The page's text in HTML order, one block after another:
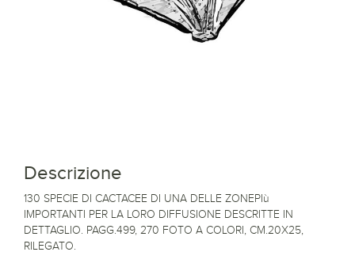
Descrizione
130 SPECIE DI CACTACEE DI UNA DELLE ZONEPIù
IMPORTANTI PER LA LORO DIFFUSIONE DESCRITTE IN
DETTAGLIO. PAGG.499, 270 FOTO A COLORI, CM.20X25,
RILEGATO.